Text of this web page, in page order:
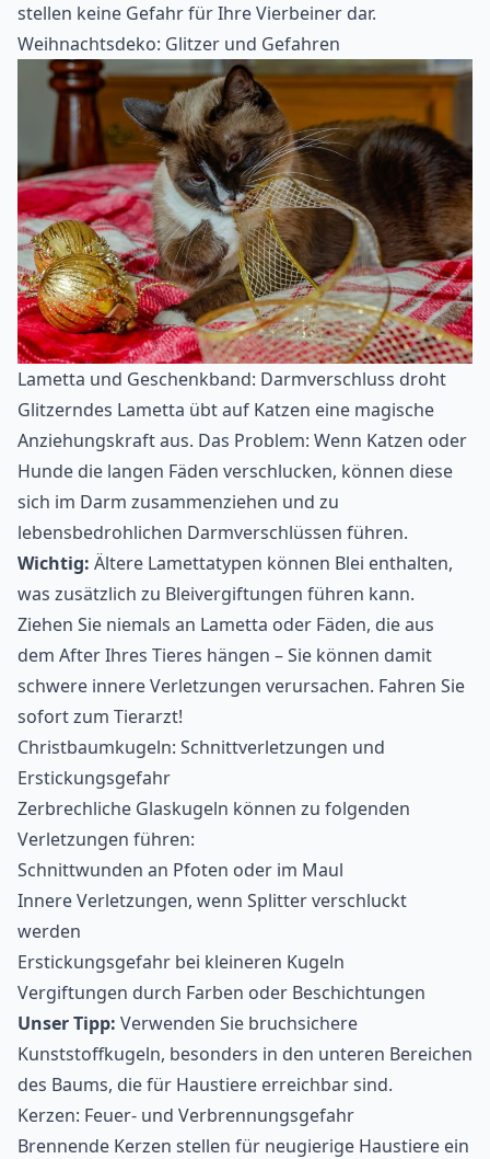
stellen keine Gefahr für Ihre Vierbeiner dar.
Weihnachtsdeko: Glitzer und Gefahren
Lametta und Geschenkband: Darmverschluss droht
Glitzerndes Lametta übt auf Katzen eine magische
Anziehungskraft aus. Das Problem: Wenn Katzen oder
Hunde die langen Fäden verschlucken, können diese
sich im Darm zusammenziehen und zu
lebensbedrohlichen Darmverschlüssen führen.
Wichtig: Ältere Lamettatypen können Blei enthalten,
was zusätzlich zu Bleivergiftungen führen kann.
Ziehen Sie niemals an Lametta oder Fäden, die aus
dem After Ihres Tieres hängen – Sie können damit
schwere innere Verletzungen verursachen. Fahren Sie
sofort zum Tierarzt!
Christbaumkugeln: Schnittverletzungen und
Erstickungsgefahr
Zerbrechliche Glaskugeln können zu folgenden
Verletzungen führen:
Schnittwunden an Pfoten oder im Maul
Innere Verletzungen, wenn Splitter verschluckt
werden
Erstickungsgefahr bei kleineren Kugeln
Vergiftungen durch Farben oder Beschichtungen
Unser Tipp: Verwenden Sie bruchsichere
Kunststoffkugeln, besonders in den unteren Bereichen
des Baums, die für Haustiere erreichbar sind.
Kerzen: Feuer- und Verbrennungsgefahr
Brennende Kerzen stellen für neugierige Haustiere ein